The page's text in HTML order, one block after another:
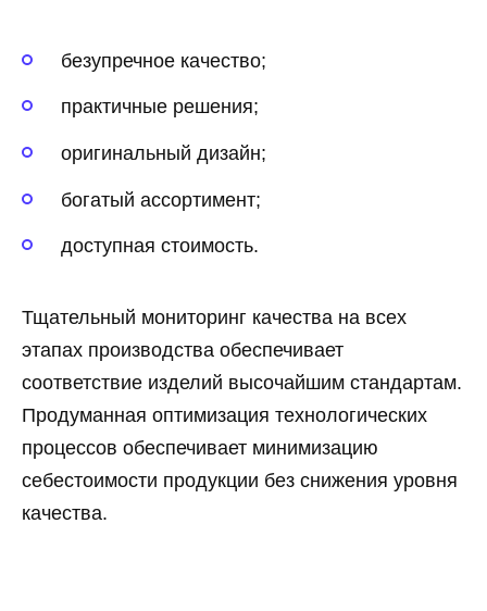
безупречное качество;
практичные решения;
оригинальный дизайн;
богатый ассортимент;
доступная стоимость.
Тщательный мониторинг качества на всех
этапах производства обеспечивает
соответствие изделий высочайшим стандартам.
Продуманная оптимизация технологических
процессов обеспечивает минимизацию
себестоимости продукции без снижения уровня
качества.